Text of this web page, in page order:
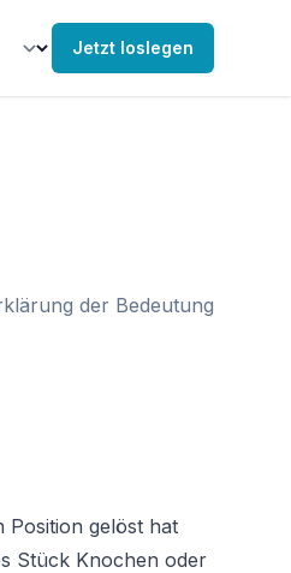
Jetzt loslegen
der Bedeutung
Position gelöst hat
Stück Knochen oder